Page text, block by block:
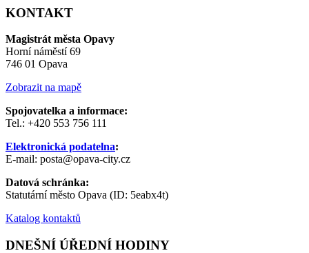
KONTAKT
Magistrát města Opavy
Horní náměstí 69
746 01 Opava
Zobrazit na mapě
Spojovatelka a informace:
Tel.: +420 553 756 111
Elektronická podatelna:
E-mail: posta@opava-city.cz
Datová schránka:
Statutární město Opava (ID: 5eabx4t)
Katalog kontaktů
DNEŠNÍ ÚŘEDNÍ HODINY